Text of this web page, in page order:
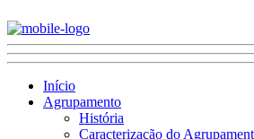
Início
Agrupamento
História
Caracterização do